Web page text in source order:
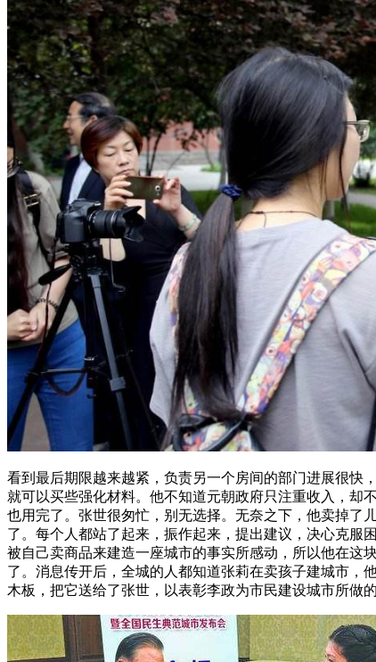
看到最后期限越来越紧，负责另一个房间的部门进展很快
就可以买些强化材料。他不知道元朝政府只注重收入，却
也用完了。张世很匆忙，别无选择。无奈之下，他卖掉了
了。每个人都站了起来，振作起来，提出建议，决心克服
被自己卖商品来建造一座城市的事实所感动，所以他在这
了。消息传开后，全城的人都知道张莉在卖孩子建城市，
木板，把它送给了张世，以表彰李政为市民建设城市所做